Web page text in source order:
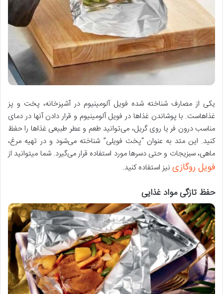
یکی از مصارف شناخته شده فویل آلومینیوم در آشپزخانه، پخت و پز
غذاهاست. با پوشاندن غذاها در فویل آلومینیوم و قرار دادن آنها در دمای
مناسب درون فر یا روی گریل، می‌توانید طعم و عطر طبیعی غذاها را حفظ
کنید. این متد به عنوان “پخت فویلی” شناخته می‌شود و در تهیه مرغ،
ماهی، سبزیجات و حتی دسرها مورد استفاده قرار می‌گیرد. شما میتوانید از
فویل روگازی نیز استفاده کنید.
حفظ تازگی مواد غذایی